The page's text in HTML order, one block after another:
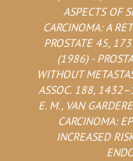
ASPECTS OF
CARCINOMA: A
PROSTATE 45,
(1986) -
WITHOUT
ASSOC. 188,
E. M., VAN
CARCINOMA:
INCREASED